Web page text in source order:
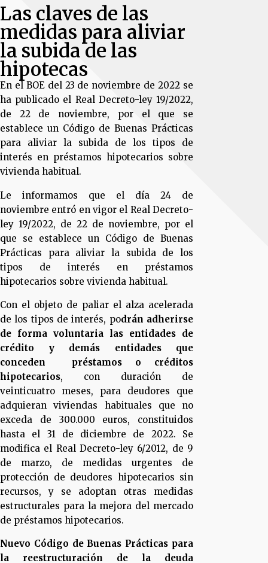
Las claves de las
medidas para aliviar
la subida de las
hipotecas
En el BOE del 23 de noviembre de 2022 se
ha publicado el Real Decreto-ley 19/2022,
de 22 de noviembre, por el que se
establece un Código de Buenas Prácticas
para aliviar la subida de los tipos de
interés en préstamos hipotecarios sobre
vivienda habitual.
Le informamos que el día 24 de
noviembre entró en vigor el Real Decreto-
ley 19/2022, de 22 de noviembre, por el
que se establece un Código de Buenas
Prácticas para aliviar la subida de los
tipos de interés en préstamos
hipotecarios sobre vivienda habitual.
Con el objeto de paliar el alza acelerada
de los tipos de interés, podrán adherirse
de forma voluntaria las entidades de
crédito y demás entidades que
conceden préstamos o créditos
hipotecarios, con duración de
veinticuatro meses, para deudores que
adquieran viviendas habituales que no
exceda de 300.000 euros, constituidos
hasta el 31 de diciembre de 2022. Se
modifica el Real Decreto-ley 6/2012, de 9
de marzo, de medidas urgentes de
protección de deudores hipotecarios sin
recursos, y se adoptan otras medidas
estructurales para la mejora del mercado
de préstamos hipotecarios.
Nuevo Código de Buenas Prácticas para
la reestructuración de la deuda